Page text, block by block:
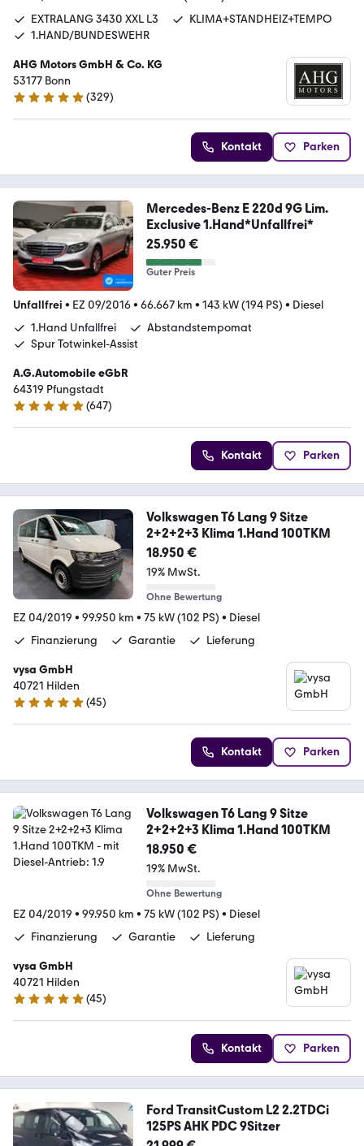
EXTRALANG 3430 XXL L3
KLIMA+STANDHEIZ+TEMPO
1.HAND/BUNDESWEHR
AHG Motors GmbH & Co. KG
53177 Bonn
4.8 Sterne
(329)
Kontakt Parken
Mercedes-Benz E 220d 9G Lim.
Exclusive 1.Hand*Unfallfrei*
25.950 €
Guter Preis
Unfallfrei • EZ 09/2016• 66.667 km • 143 kW (194 PS) • Diesel
1.Hand Unfallfrei
Abstandstempomat
Spur Totwinkel-Assist
A.G.Automobile eGbR
64319 Pfungstadt
4.9 Sterne
(647)
Kontakt Parken
Volkswagen T6 Lang 9 Sitze
2+2+2+3 Klima 1.Hand 100TKM
18.950 €
19% MwSt.
Ohne Bewertung
EZ 04/2019 • 99.950 km • 75 kW (102 PS) • Diesel
Finanzierung
Garantie Lieferung
vysa GmbH
40721 Hilden
4.9 Sterne
(45)
Kontakt Parken
Volkswagen T6 Lang 9 Sitze
2+2+2+3 Klima 1.Hand 100TKM
18.950 €
19% MwSt.
Ohne Bewertung
EZ 04/2019 • 99.950 km • 75 kW (102 PS) • Diesel
Finanzierung
Garantie Lieferung
vysa GmbH
40721 Hilden
4.9 Sterne
(45)
Kontakt Parken
Ford TransitCustom L2 2.2TDCi
125PS AHK PDC 9Sitzer